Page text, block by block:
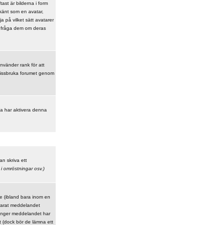
är bilderna i form
som en avatar,
på vilket sätt avatarer
dem om deras
rank för att
forumet genom
har aktivera denna
skriva ett
omröstningarosv.)
(ibland bara inom en
meddelandet
meddelandet har
(dock bör de lämna ett